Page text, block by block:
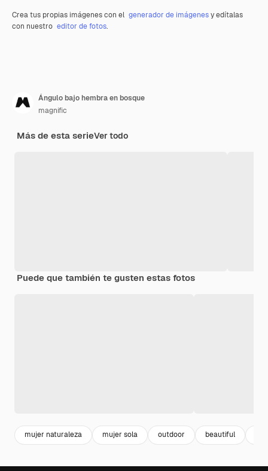
Crea tus propias imágenes con el generador de imágenesy edítalas
con nuestro editor de fotos.
Ángulo bajo hembra en bosque
magnific
Más de esta serieVer todo
Puede que también te gusten estas fotos
mujer naturaleza mujer sola outdoor beautiful